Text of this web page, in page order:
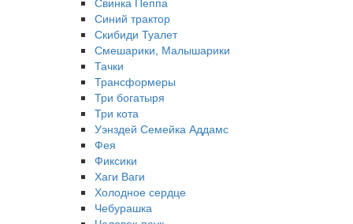
Синий трактор
Скибиди Туалет
Смешарики, Малышарики
Тачки
Трансформеры
Три богатыря
Три кота
Уэнздей Семейка Аддамс
Фея
Фиксики
Хаги Ваги
Холодное сердце
Чебурашка